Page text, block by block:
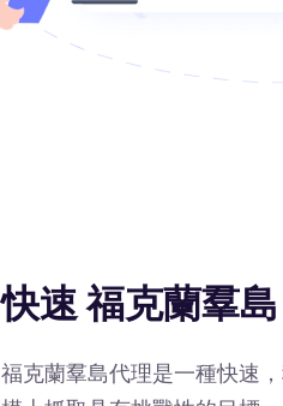
快速 福克蘭羣
福克蘭羣島代理是一種快速